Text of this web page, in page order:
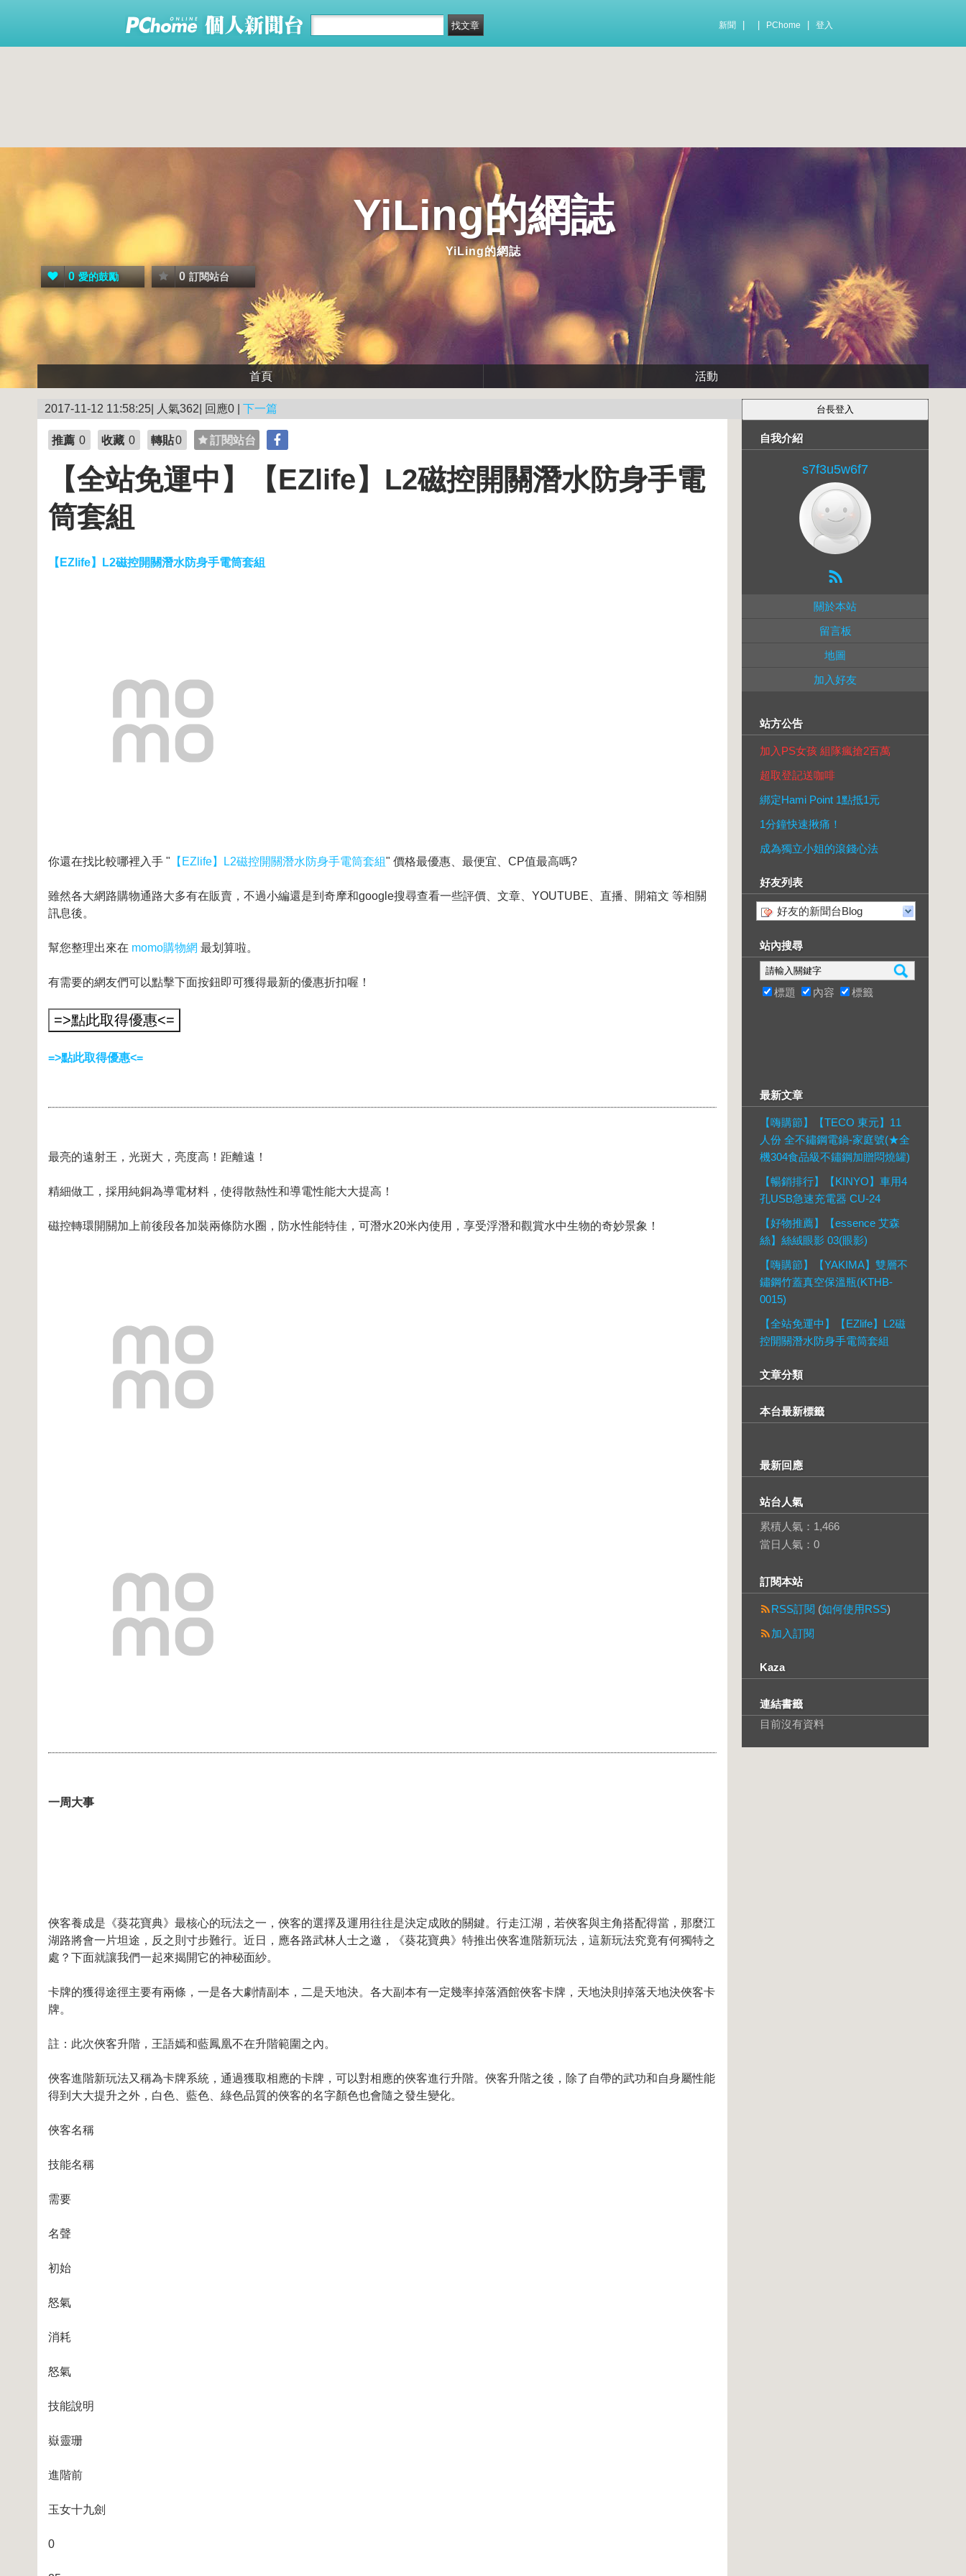
新聞 PChome 登入
YiLing的網誌
YiLing的網誌
0 愛的鼓勵 0 訂閱站台
首頁 活動
2017-11-12 11:58:25| 人氣362| 回應0 | 下一篇
推薦 0 收藏 0 轉貼0 訂閱站台
【全站免運中】【EZlife】L2磁控開關潛水防身手電
筒套組
【EZlife】L2磁控開關潛水防身手電筒套組
你還在找比較哪裡入手 " 【EZlife】L2磁控開關潛水防身手電筒套組" 價格最優惠、最便宜、CP值最高嗎?
雖然各大網路購物通路大多有在販賣，不過小編還是到奇摩和google搜尋查看一些評價、文章、YOUTUBE、直播、開箱文 等相關
訊息後。
幫您整理出來在 momo購物網 最划算啦。
有需要的網友們可以點擊下面按鈕即可獲得最新的優惠折扣喔！
=>點此取得優惠<=
最亮的遠射王，光斑大，亮度高！距離遠！
精細做工，採用純銅為導電材料，使得散熱性和導電性能大大提高！
磁控轉環開關加上前後段各加裝兩條防水圈，防水性能特佳，可潛水20米內使用，享受浮潛和觀賞水中生物的奇妙景象！
一周大事
俠客養成是《葵花寶典》最核心的玩法之一，俠客的選擇及運用往往是決定成敗的關鍵。行走江湖，若俠客與主角搭配得當，那麼江
湖路將會一片坦途，反之則寸步難行。近日，應各路武林人士之邀，《葵花寶典》特推出俠客進階新玩法，這新玩法究竟有何獨特之
處？下面就讓我們一起來揭開它的神秘面紗。
卡牌的獲得途徑主要有兩條，一是各大劇情副本，二是天地決。各大副本有一定幾率掉落酒館俠客卡牌，天地決則掉落天地決俠客卡
牌。
註：此次俠客升階，王語嫣和藍鳳凰不在升階範圍之內。
俠客進階新玩法又稱為卡牌系統，通過獲取相應的卡牌，可以對相應的俠客進行升階。俠客升階之後，除了自帶的武功和自身屬性能
得到大大提升之外，白色、藍色、綠色品質的俠客的名字顏色也會隨之發生變化。
俠客名稱
技能名稱
需要
名聲
初始
怒氣
消耗
怒氣
技能說明
嶽靈珊
進階前
玉女十九劍
0
自我介紹
s7f3u5w6f7
關於本站
留言板
地圖
加入好友
站方公告
加入PS女孩 組隊瘋搶2百萬
超取登記送咖啡
綁定Hami Point 1點抵1元
1分鐘快速揪痛！
成為獨立小姐的滾錢心法
好友列表
好友的新聞台Blog
站內搜尋
標題 內容 標籤
最新文章
【嗨購節】【TECO 東元】11
人份 全不鏽鋼電鍋-家庭號(★全
機304食品級不鏽鋼加贈悶燒罐)
【暢銷排行】【KINYO】車用4
孔USB急速充電器 CU-24
【好物推薦】【essence 艾森
絲】絲絨眼影 03(眼影)
【嗨購節】【YAKIMA】雙層不
鏽鋼竹蓋真空保溫瓶(KTHB-
0015)
【全站免運中】【EZlife】L2磁
控開關潛水防身手電筒套組
文章分類
本台最新標籤
最新回應
站台人氣
累積人氣： 1,466
當日人氣： 0
訂閱本站
RSS訂閱 (如何使用RSS)
加入訂閱
Kaza
連結書籤
目前沒有資料